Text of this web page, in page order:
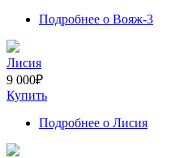
Подробнее о Вояж-3
Лисия
9 000₽
Купить
Подробнее о Лисия